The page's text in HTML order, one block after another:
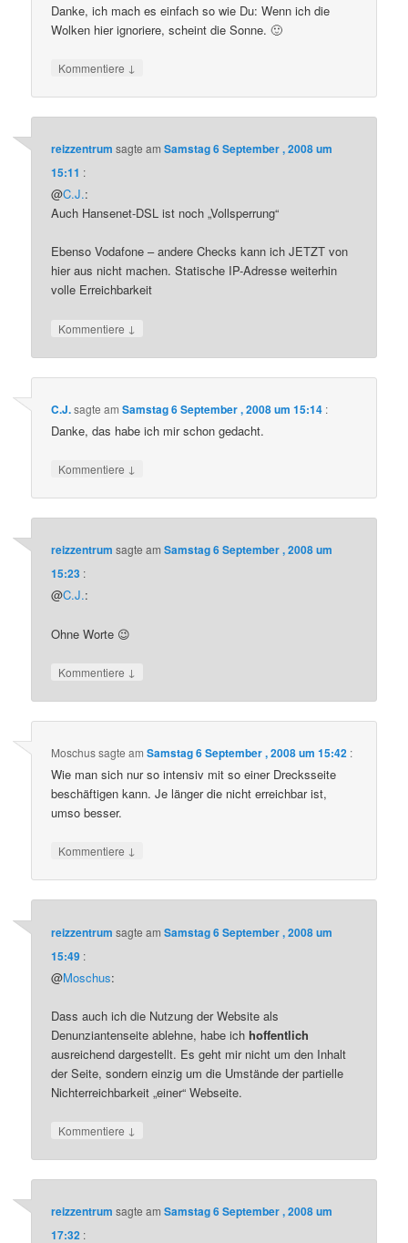
Danke, ich mach es einfach so wie Du: Wenn ich die
Wolken hier ignoriere, scheint die Sonne. 🙂
Kommentiere ↓
reizzentrum sagte amSamstag 6 September , 2008 um
15:11 :
@C.J.:
Auch Hansenet-DSL ist noch „Vollsperrung“
Ebenso Vodafone – andere Checks kann ich JETZT von
hier aus nicht machen. Statische IP-Adresse weiterhin
volle Erreichbarkeit
Kommentiere ↓
C.J.sagte amSamstag 6 September , 2008 um 15:14 :
Danke, das habe ich mir schon gedacht.
Kommentiere ↓
reizzentrum sagte amSamstag 6 September , 2008 um
15:23 :
@C.J.:
Ohne Worte 😉
Kommentiere ↓
Moschussagte amSamstag 6 September , 2008 um 15:42 :
Wie man sich nur so intensiv mit so einer Drecksseite
beschäftigen kann. Je länger die nicht erreichbar ist,
umso besser.
Kommentiere ↓
reizzentrum sagte amSamstag 6 September , 2008 um
15:49 :
@Moschus:
Dass auch ich die Nutzung der Website als
Denunziantenseite ablehne, habe ichhoffentlich
ausreichend dargestellt. Es geht mir nicht um den Inhalt
der Seite, sondern einzig um die Umstände der partielle
Nichterreichbarkeit „einer“ Webseite.
Kommentiere ↓
reizzentrum sagte amSamstag 6 September , 2008 um
17:32 :